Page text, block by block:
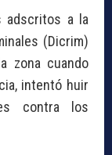
adscritos a la
(Dicrim)
zona cuando
intentó huir
contra los